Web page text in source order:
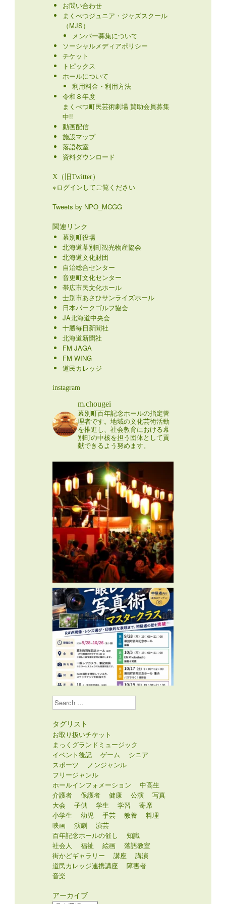
お問い合わせ
まくべつジュニア・ジャズスクール
（MJS）
メンバー募集について
ソーシャルメディアポリシー
チケット
トピックス
ホールについて
利用料金・利用方法
令和８年度
まくべつ町民芸術劇場 賛助会員募集
中!!
動画配信
施設マップ
落語教室
資料ダウンロード
X（旧Twitter）
※ログインしてご覧ください
Tweets by NPO_MCGG
関連リンク
幕別町役場
北海道幕別町観光物産協会
北海道文化財団
自治総合センター
音更町文化センター
帯広市民文化ホール
士別市あさひサンライズホール
日本パークゴルフ協会
JA北海道中央会
十勝毎日新聞社
北海道新聞社
FM JAGA
FM WING
道民カレッジ
instagram
m.chougei
幕別町百年記念ホールの指定管
理者です。地域の文化芸術活動
を推進し、社会教育における幕
別町の中核を担う団体として貢
献できるよう努めます。
Search
タグリスト
お取り扱いチケット
まっくグランドミュージック
イベント後記
ゲーム
シニア
スポーツ
ノンジャンル
フリージャンル
ホールインフォメーション
中高生
介護者
保護者 健康 公演
写真
大会
子供 学生 学習
寄席
小学生
幼児 手芸 教養
料理
映画
演劇
演芸
百年記念ホールの催し
知識
社会人
福祉 絵画
落語教室
街かどギャラリー
講座
講演
道民カレッジ連携講座
障害者
音楽
アーカイブ